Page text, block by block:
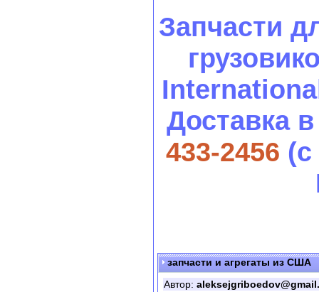
Запчасти
Доставка
433-2456
запчасти и агрегаты из США
Автор: